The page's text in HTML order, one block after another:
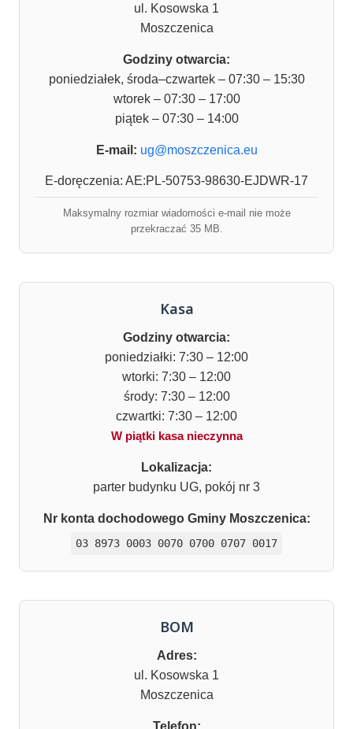
ul. Kosowska 1
Moszczenica
Godziny otwarcia:
poniedziałek, środa–czwartek – 07:30 – 15:30
wtorek – 07:30 – 17:00
piątek – 07:30 – 14:00
E-mail: ug@moszczenica.eu
E-doręczenia: AE:PL-50753-98630-EJDWR-17
Maksymalny rozmiar wiadomości e-mail nie może
przekraczać 35 MB.
Kasa
Godziny otwarcia:
poniedziałki: 7:30 – 12:00
wtorki: 7:30 – 12:00
środy: 7:30 – 12:00
czwartki: 7:30 – 12:00
W piątki kasa nieczynna
Lokalizacja:
parter budynku UG, pokój nr 3
Nr konta dochodowego Gminy Moszczenica:
03 8973 0003 0070 0700 0707 0017
BOM
Adres:
ul. Kosowska 1
Moszczenica
Telefon: